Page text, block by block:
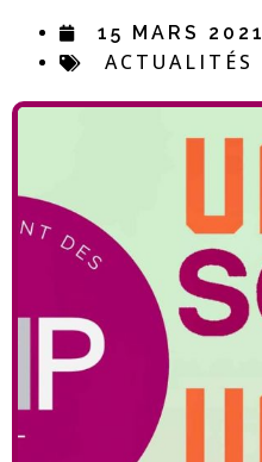
15 MARS 2021
ACTUALITÉS